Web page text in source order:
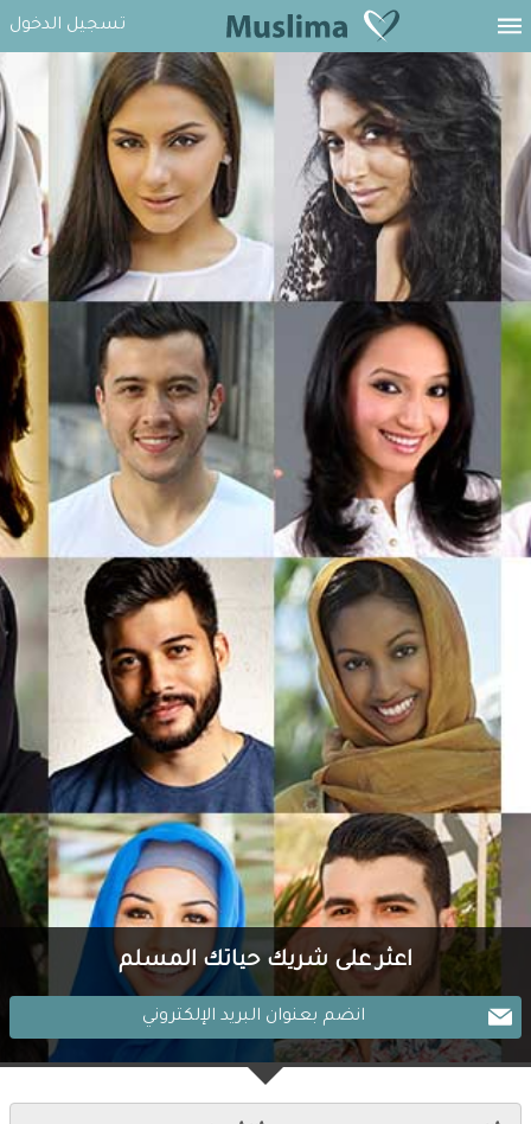
تسجيل الدخول
اعثر على شريك حياتك المسلم
انضم بعنوان البريد الإلكتروني